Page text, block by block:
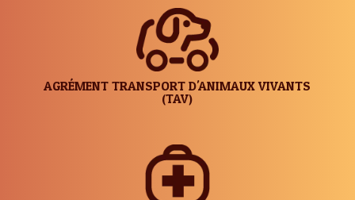
AGRÉMENT TRANSPORT D'ANIMAUX VIVANTS
(TAV)